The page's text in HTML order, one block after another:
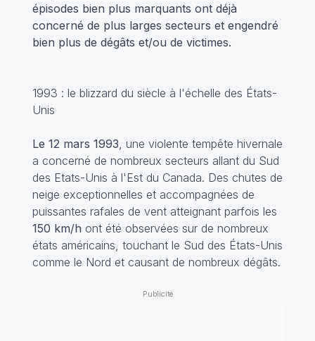
épisodes bien plus marquants ont déjà
concerné de plus larges secteurs et engendré
bien plus de dégâts et/ou de victimes.
1993 : le blizzard du siècle à l'échelle des États-
Unis
Le 12 mars 1993, une violente tempête hivernale
a concerné de nombreux secteurs allant du Sud
des Etats-Unis à l'Est du Canada. Des chutes de
neige exceptionnelles et accompagnées de
puissantes rafales de vent atteignant parfois les
150 km/h ont été observées sur de nombreux
états américains, touchant le Sud des États-Unis
comme le Nord et causant de nombreux dégâts.